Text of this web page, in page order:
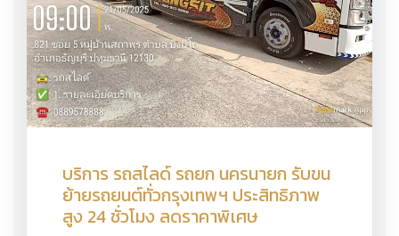
บริการ รถสไลด์ รถยก นครนายก รับขน
ย้ายรถยนต์ทั่วกรุงเทพฯ ประสิทธิภาพ
สูง 24 ชั่วโมง ลดราคาพิเศษ